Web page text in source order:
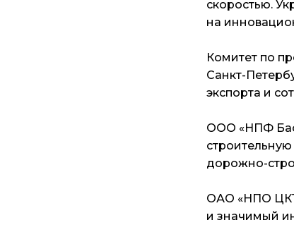
скоростью.
на
Комитет по
Санкт-
экспорта и
ООО «НПФ
дорожно-
ОАО «НПО
и значимый